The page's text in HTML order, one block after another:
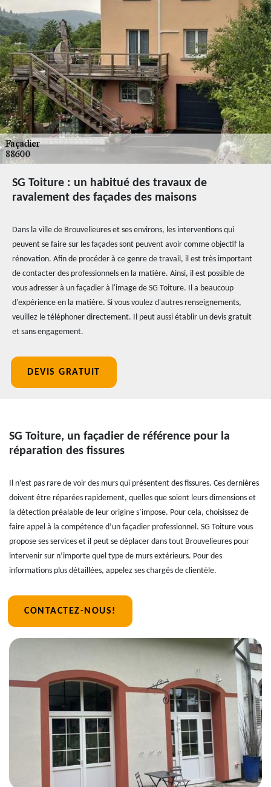
SG Toiture : un habitué des travaux de
ravalement des façades des maisons
Dans la ville de Brouvelieures et ses environs, les interventions qui
peuvent se faire sur les façades sont peuvent avoir comme objectif la
rénovation. Afin de procéder à ce genre de travail, il est très important
de contacter des professionnels en la matière. Ainsi, il est possible de
vous adresser à un façadier à l'image de SG Toiture. Il a beaucoup
d'expérience en la matière. Si vous voulez d'autres renseignements,
veuillez le téléphoner directement. Il peut aussi établir un devis gratuit
et sans engagement.
DEVIS GRATUIT
SG Toiture, un façadier de référence pour la
réparation des fissures
Il n’est pas rare de voir des murs qui présentent des fissures. Ces dernières
doivent être réparées rapidement, quelles que soient leurs dimensions et
la détection préalable de leur origine s’impose. Pour cela, choisissez de
faire appel à la compétence d’un façadier professionnel. SG Toiture vous
propose ses services et il peut se déplacer dans tout Brouvelieures pour
intervenir sur n’importe quel type de murs extérieurs. Pour des
informations plus détaillées, appelez ses chargés de clientèle.
CONTACTEZ-NOUS!